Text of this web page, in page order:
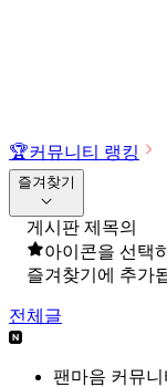
🏆커뮤니티 랭킹
즐겨찾기
게시판 제목의
아이콘을 선택
즐겨찾기에 추가
전체글
팬마음 커뮤니